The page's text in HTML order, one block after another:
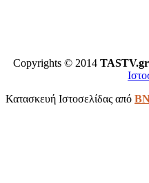
Copyrights © 2014 TASTV.gr
Κατασκευή Ιστοσελίδας από